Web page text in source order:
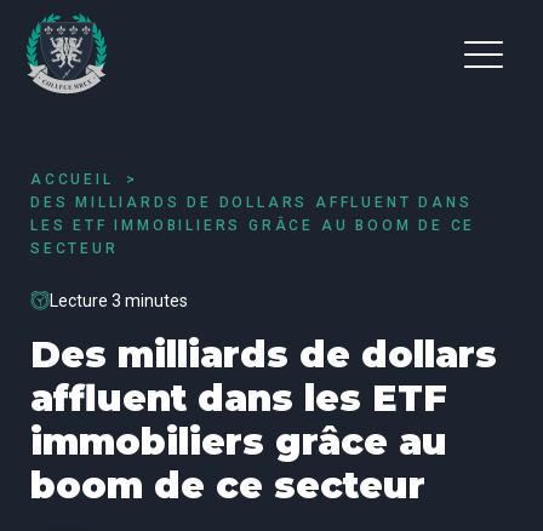
ACCUEIL
DES MILLIARDS DE DOLLARS AFFLUENT DANS
LES ETF IMMOBILIERS GRÂCE AU BOOM DE CE
SECTEUR
Lecture 3 minutes
Des milliards de dollars
affluent dans les ETF
immobiliers grâce au
boom de ce secteur